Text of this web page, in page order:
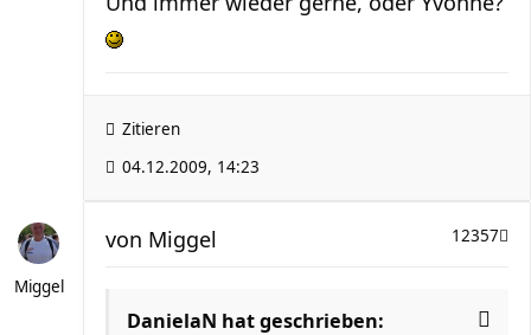
Zitieren
04.12.2009, 14:23
Miggel
12357
von Miggel
DanielaN hat geschrieben: